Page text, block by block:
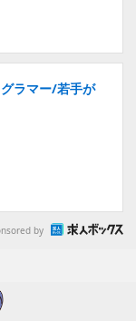
ラマー/若手が
by